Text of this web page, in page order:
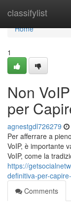
classifylist
Home
Home
1
Non
per
agnestgdl726279
Per afferrare a
VoIP, è importante
VoIP, come la
https://
definitiva-per-
Comments